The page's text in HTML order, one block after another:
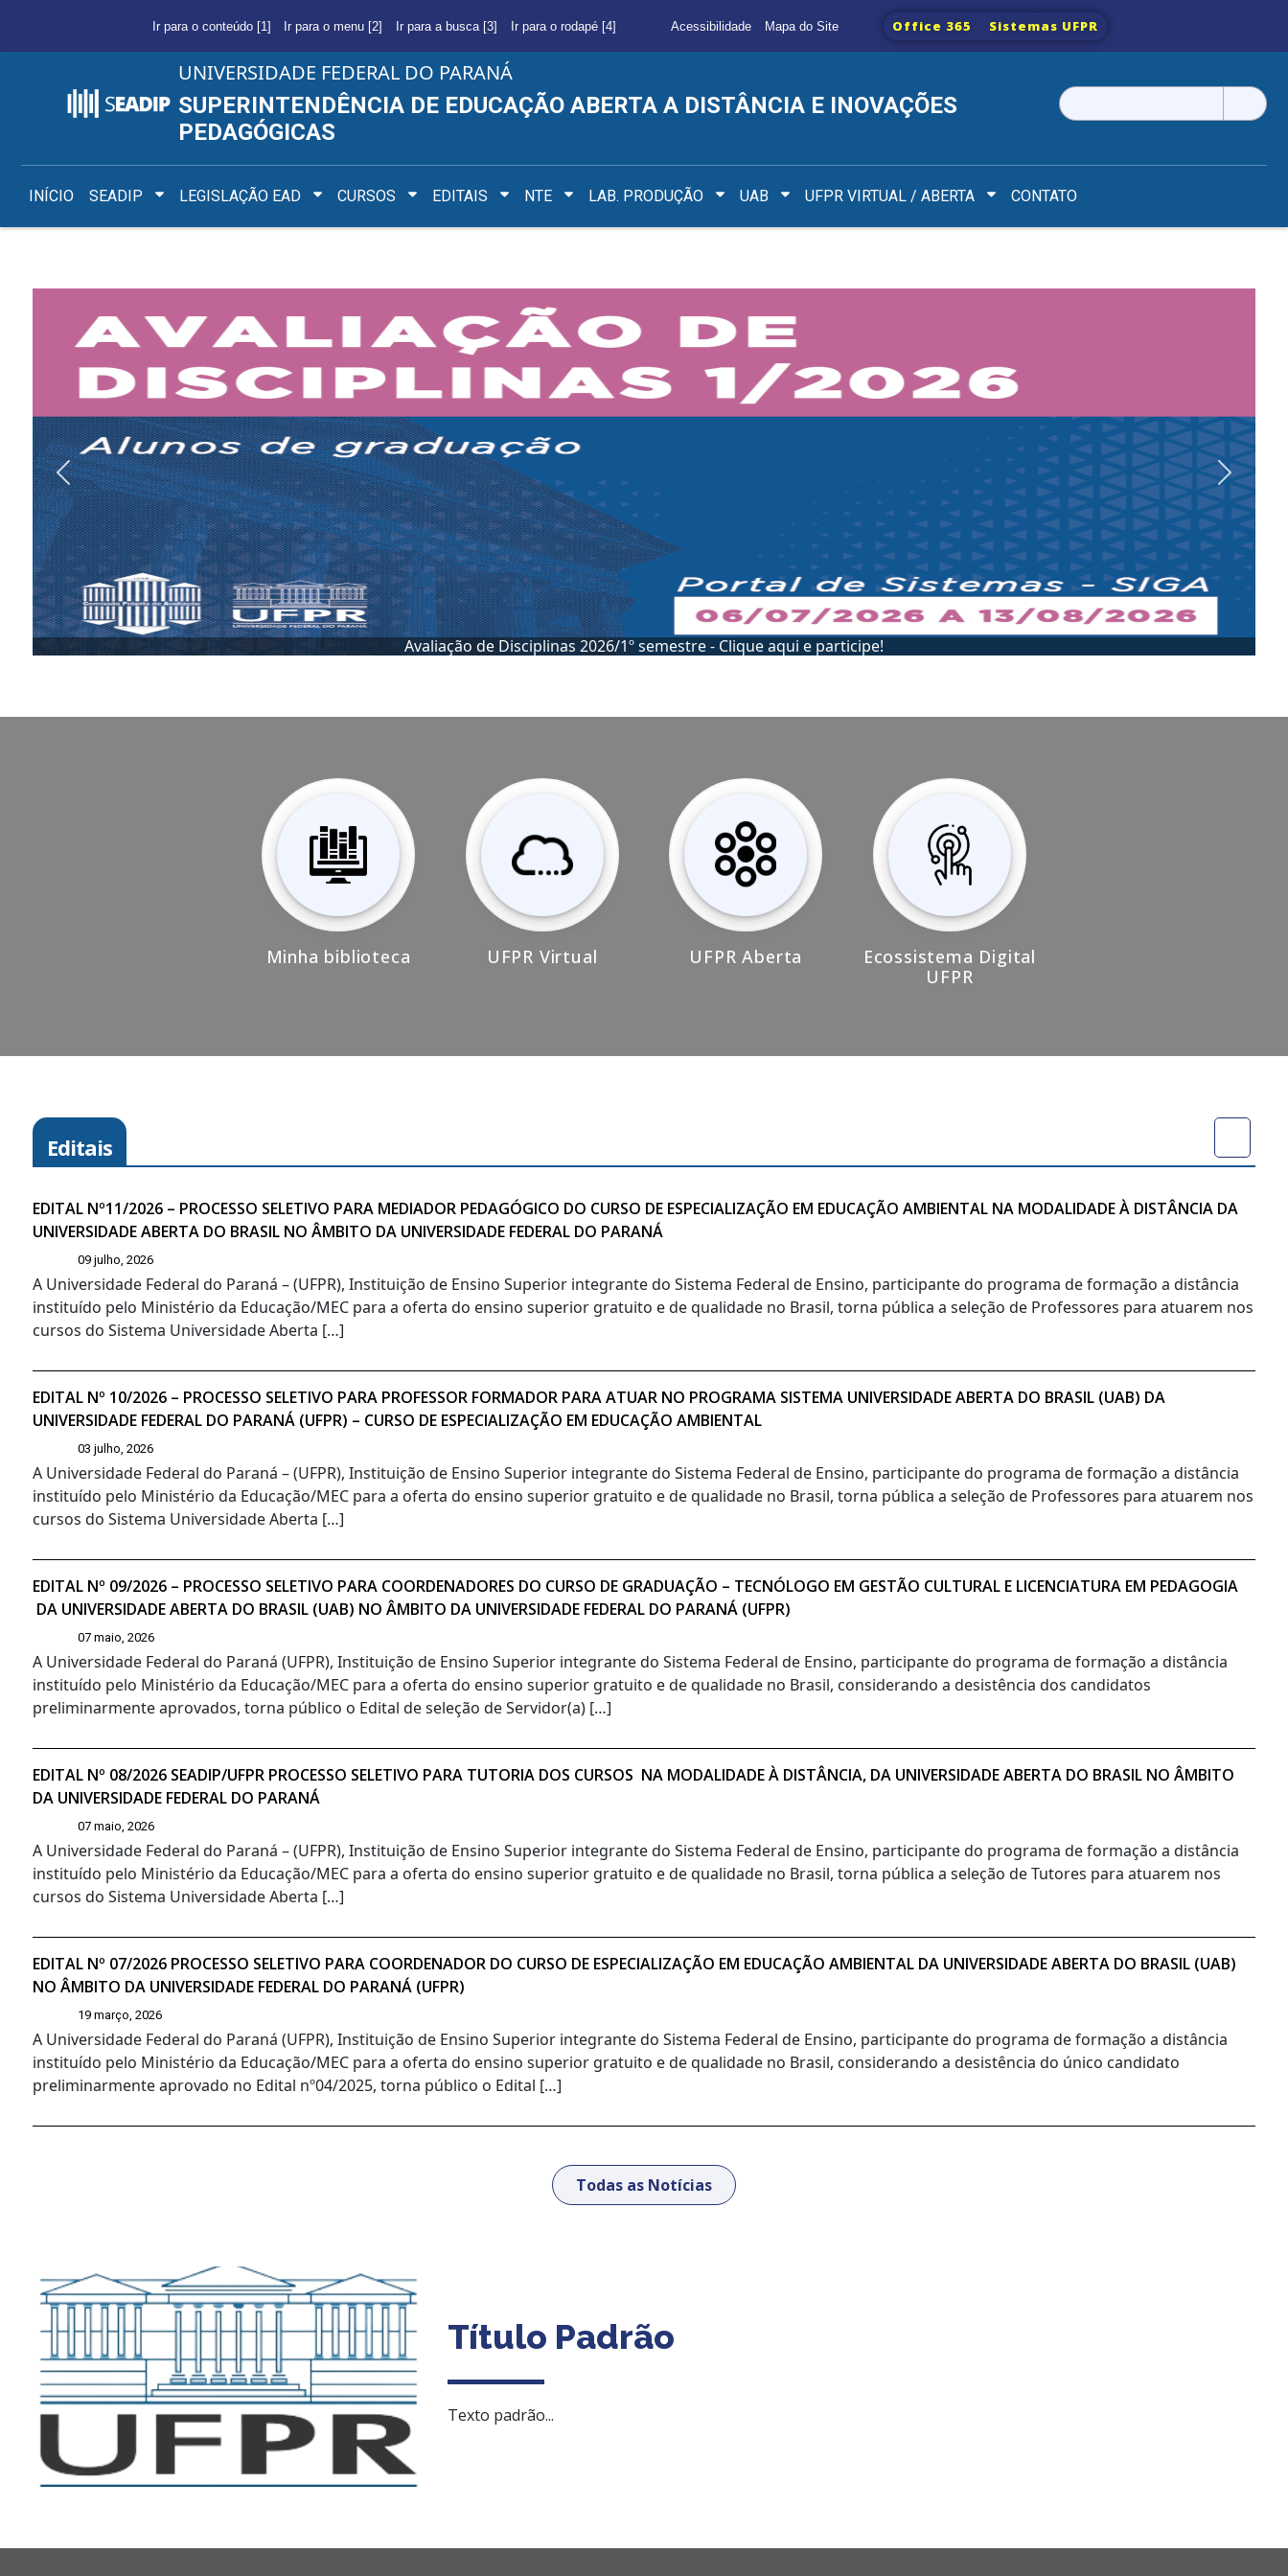
Ir para o conteúdo [1] Ir para o menu [2] Ir para a busca [3] Ir para o rodapé [4] Acessibilidade Mapa do Site Office 365 Sistemas UFPR
UNIVERSIDADE FEDERAL DO PARANÁ
SUPERINTENDÊNCIA DE EDUCAÇÃO ABERTA A DISTÂNCIA E INOVAÇÕES
PEDAGÓGICAS
Pesquisar
por:
INÍCIO SEADIP LEGISLAÇÃO EAD CURSOS EDITAIS NTE LAB. PRODUÇÃO UAB UFPR VIRTUAL / ABERTA CONTATO
aqui e participe!
Previous Next
Minha biblioteca UFPR Virtual UFPR Aberta
Ecossistema Digital
UFPR
Editais
EDITAL Nº11/2026 – PROCESSO SELETIVO PARA MEDIADOR PEDAGÓGICO DO CURSO DE ESPECIALIZAÇÃO EM EDUCAÇÃO AMBIENTAL NA MODALIDADE À DISTÂNCIA DA
UNIVERSIDADE ABERTA DO BRASIL NO ÂMBITO DA UNIVERSIDADE FEDERAL DO PARANÁ
09 julho, 2026
A Universidade Federal do Paraná – (UFPR), Instituição de Ensino Superior integrante do Sistema Federal de Ensino, participante do programa de formação a distância
instituído pelo Ministério da Educação/MEC para a oferta do ensino superior gratuito e de qualidade no Brasil, torna pública a seleção de Professores para atuarem nos
cursos do Sistema Universidade Aberta […]
EDITAL Nº 10/2026 – PROCESSO SELETIVO PARA PROFESSOR FORMADOR PARA ATUAR NO PROGRAMA SISTEMA UNIVERSIDADE ABERTA DO BRASIL (UAB) DA
UNIVERSIDADE FEDERAL DO PARANÁ (UFPR) – CURSO DE ESPECIALIZAÇÃO EM EDUCAÇÃO AMBIENTAL
03 julho, 2026
A Universidade Federal do Paraná – (UFPR), Instituição de Ensino Superior integrante do Sistema Federal de Ensino, participante do programa de formação a distância
instituído pelo Ministério da Educação/MEC para a oferta do ensino superior gratuito e de qualidade no Brasil, torna pública a seleção de Professores para atuarem nos
cursos do Sistema Universidade Aberta […]
EDITAL Nº 09/2026 – PROCESSO SELETIVO PARA COORDENADORES DO CURSO DE GRADUAÇÃO – TECNÓLOGO EM GESTÃO CULTURAL E LICENCIATURA EM PEDAGOGIA
DA UNIVERSIDADE ABERTA DO BRASIL (UAB) NO ÂMBITO DA UNIVERSIDADE FEDERAL DO PARANÁ (UFPR)
07 maio, 2026
A Universidade Federal do Paraná (UFPR), Instituição de Ensino Superior integrante do Sistema Federal de Ensino, participante do programa de formação a distância
instituído pelo Ministério da Educação/MEC para a oferta do ensino superior gratuito e de qualidade no Brasil, considerando a desistência dos candidatos
preliminarmente aprovados, torna público o Edital de seleção de Servidor(a) […]
EDITAL Nº 08/2026 SEADIP/UFPR PROCESSO SELETIVO PARA TUTORIA DOS CURSOS NA MODALIDADE À DISTÂNCIA, DA UNIVERSIDADE ABERTA DO BRASIL NO ÂMBITO
DA UNIVERSIDADE FEDERAL DO PARANÁ
07 maio, 2026
A Universidade Federal do Paraná – (UFPR), Instituição de Ensino Superior integrante do Sistema Federal de Ensino, participante do programa de formação a distância
instituído pelo Ministério da Educação/MEC para a oferta do ensino superior gratuito e de qualidade no Brasil, torna pública a seleção de Tutores para atuarem nos
cursos do Sistema Universidade Aberta […]
EDITAL Nº 07/2026 PROCESSO SELETIVO PARA COORDENADOR DO CURSO DE ESPECIALIZAÇÃO EM EDUCAÇÃO AMBIENTAL DA UNIVERSIDADE ABERTA DO BRASIL (UAB)
NO ÂMBITO DA UNIVERSIDADE FEDERAL DO PARANÁ (UFPR)
19 março, 2026
A Universidade Federal do Paraná (UFPR), Instituição de Ensino Superior integrante do Sistema Federal de Ensino, participante do programa de formação a distância
instituído pelo Ministério da Educação/MEC para a oferta do ensino superior gratuito e de qualidade no Brasil, considerando a desistência do único candidato
preliminarmente aprovado no Edital nº04/2025, torna público o Edital […]
Todas as Notícias
Título Padrão
Texto padrão...